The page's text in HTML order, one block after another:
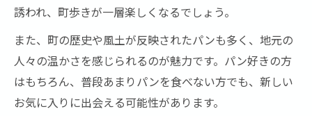
誘われ、町歩きが一層楽しくなるでしょう。
また、町の歴史や風土が反映されたパンも多く、地元の
人々の温かさを感じられるのが魅力です。パン好きの方
はもちろん、普段あまりパンを食べない方でも、新しい
お気に入りに出会える可能性があります。